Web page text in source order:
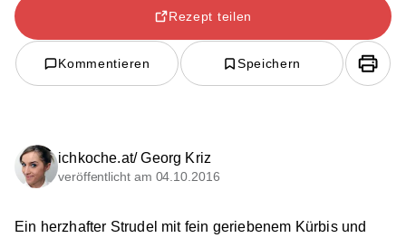
Rezept teilen
Kommentieren Speichern
ichkoche.at/ Georg Kriz
veröffentlicht am 04.10.2016
Ein herzhafter Strudel mit fein geriebenem Kürbis und